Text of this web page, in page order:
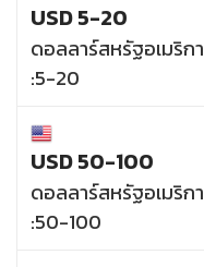
USD 5-20
ดอลลาร์สหรัฐอเมริกา
:5-20
USD 50-100
ดอลลาร์สหรัฐอเมริกา
:50-100